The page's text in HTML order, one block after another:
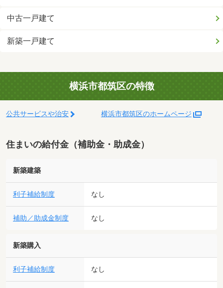
中古一戸建て
新築一戸建て
横浜市都筑区の特徴
公共サービスや治安 横浜市都筑区のホームページ
住まいの給付金（補助金・助成金）
新築建築
利子補給制度 なし
補助／助成金制度 なし
新築購入
利子補給制度 なし